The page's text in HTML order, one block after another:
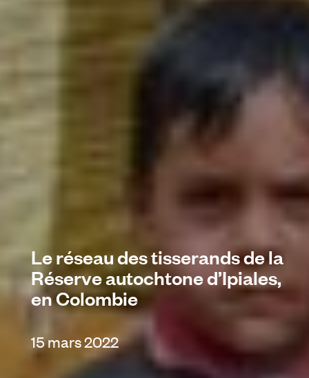
Le réseau des tisserands de la
Réserve autochtone d’Ipiales,
en Colombie
15 mars 2022